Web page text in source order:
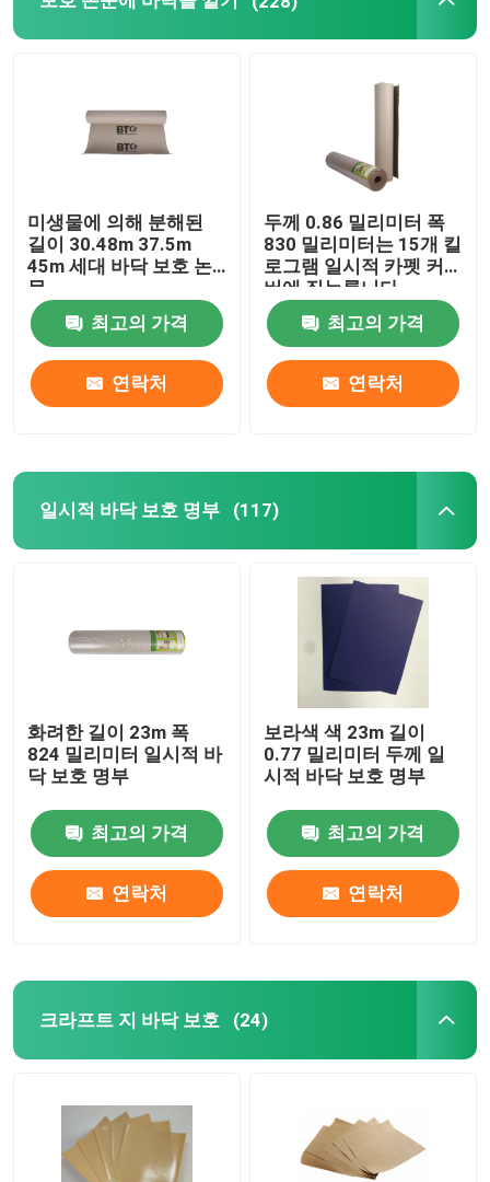
미생물에 의해 분해된
길이 30.48m 37.5m
45m 세대 바닥 보호 논
문
최고의 가격
연락처
두께 0.86 밀리미터 폭
830 밀리미터는 15개 킬
로그램 일시적 카펫 커
버에 짓누릅니다
최고의 가격
연락처
일시적 바닥 보호 명부 (117)
화려한 길이 23m 폭
824 밀리미터 일시적 바
닥 보호 명부
최고의 가격
연락처
보라색 색 23m 길이
0.77 밀리미터 두께 일
시적 바닥 보호 명부
최고의 가격
연락처
크라프트 지 바닥 보호 (24)